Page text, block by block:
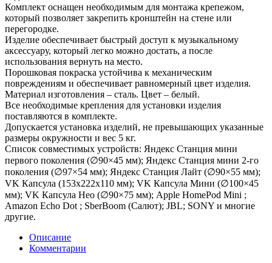
Комплект оснащен необходимым для монтажа крепежом,
который позволяет закрепить кронштейн на стене или
перегородке.
Изделие обеспечивает быстрый доступ к музыкальному
аксессуару, который легко можно достать, а после
использования вернуть на место.
Порошковая покраска устойчива к механическим
повреждениям и обеспечивает равномерный цвет изделия.
Материал изготовления – сталь. Цвет – белый.
Все необходимые крепления для установки изделия
поставляются в комплекте.
Допускается установка изделий, не превышающих указанные
размеры окружности и вес 5 кг.
Список совместимых устройств: Яндекс Станция мини
первого поколения (∅90×45 мм); Яндекс Станция мини 2-го
поколения (∅97×54 мм); Яндекс Станция Лайт (∅90×55 мм);
VK Капсула (153х222х110 мм); VK Капсула Мини (∅100×45
мм); VK Капсула Нео (∅90×75 мм); Apple HomePod Mini ;
Amazon Echo Dot ; SberBoom (Салют); JBL; SONY и многие
другие.
Описание
Комментарии